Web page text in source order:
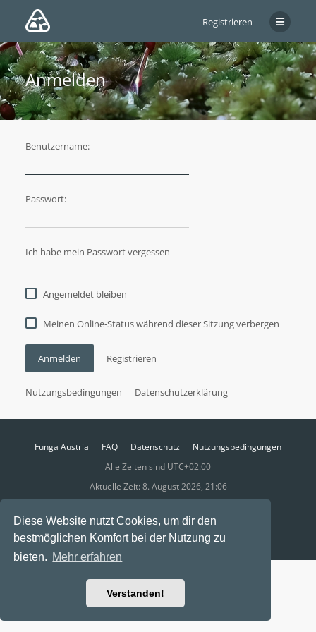
Diese Website nutzt Cookies, um dir den
bestmöglichen Komfort bei der Nutzung zu
bieten. Mehr erfahren
Verstanden!
Registrieren
Anmelden
Benutzername:
Passwort:
Ich habe mein Passwort vergessen
Angemeldet bleiben
Meinen Online-Status während dieser Sitzung verbergen
Anmelden Registrieren
Nutzungsbedingungen Datenschutzerklärung
Funga Austria FAQ Datenschutz
Nutzungsbedingungen
Alle Zeiten sind UTC+02:00
Aktuelle Zeit: 8. August 2026, 21:06
Ravaio Theme byGramziu